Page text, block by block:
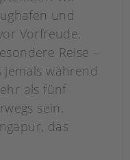
und
Vorfreude.
Reise –
jemals während
als fünf
sein.
das